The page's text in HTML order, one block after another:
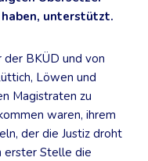
unterstützt.
BKÜD und von
Löwen und
Magistraten zu
waren, ihrem
der die Justiz droht
erster Stelle die